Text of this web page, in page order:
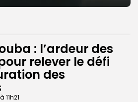
: l’ardeur des
relever le défi
des